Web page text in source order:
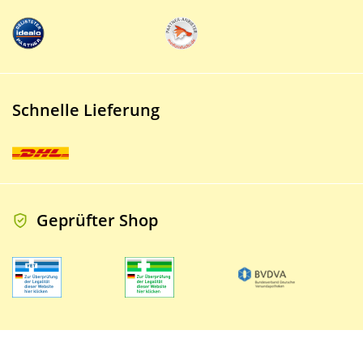
Schnelle Lieferung
Geprüfter Shop